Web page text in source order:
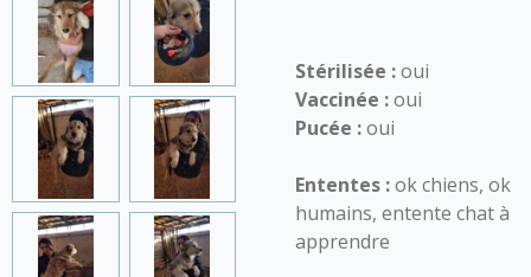
Stérilisée :oui
Vaccinée :oui
Pucée :oui
Ententes :ok chiens, ok
humains, entente chat à
apprendre